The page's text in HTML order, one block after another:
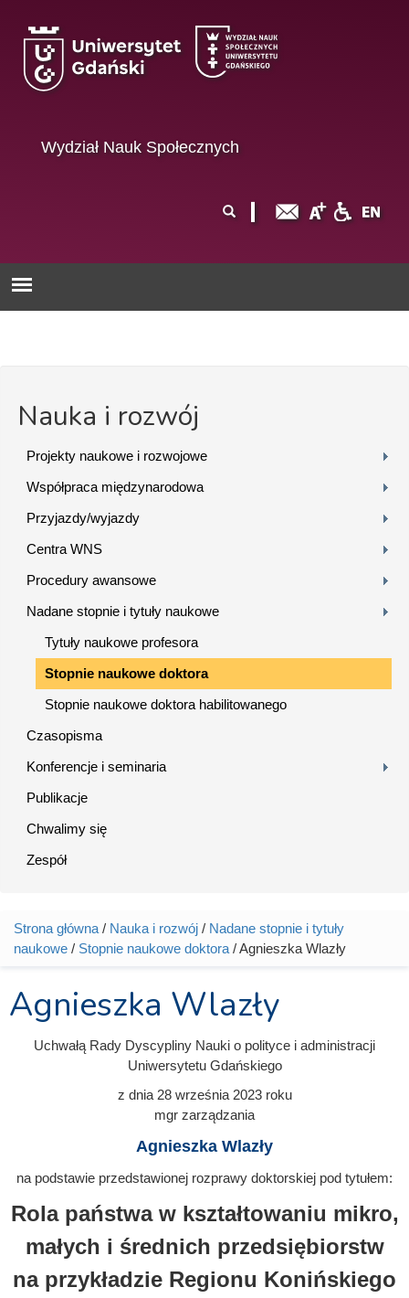
Wydział Nauk Społecznych
wyszukiwania
Nauka i rozwój
Projekty naukowe i rozwojowe
Współpraca międzynarodowa
Przyjazdy/wyjazdy
Centra WNS
Procedury awansowe
Nadane stopnie i tytuły naukowe
Tytuły naukowe profesora
Stopnie naukowe doktora
Stopnie naukowe doktora habilitowanego
Czasopisma
Konferencje i seminaria
Publikacje
Chwalimy się
Zespół
Jesteś tutaj
Strona główna / Nauka i rozwój / Nadane stopnie i tytuły
naukowe / Stopnie naukowe doktora / Agnieszka Wlazły
Agnieszka Wlazły
Uchwałą Rady Dyscypliny Nauki o polityce i administracji
Uniwersytetu Gdańskiego
z dnia 28 września 2023roku
mgr zarządzania
Agnieszka Wlazły
na podstawie przedstawionej rozprawy doktorskiej pod tytułem:
Rola państwa w kształtowaniu mikro,
małych i średnich przedsiębiorstw
na przykładzie Regionu Konińskiego